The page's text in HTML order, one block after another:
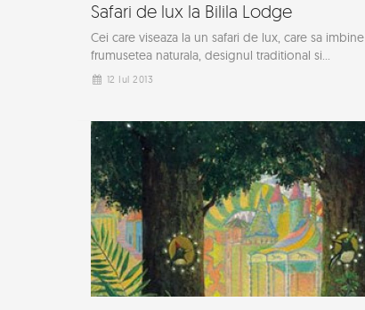
Safari de lux la Bilila Lodge
Cei care viseaza la un safari de lux, care sa imbine
frumusetea naturala, designul traditional si...
12 Iul 2013